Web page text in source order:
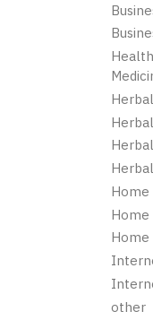
Home
Home
Home
other